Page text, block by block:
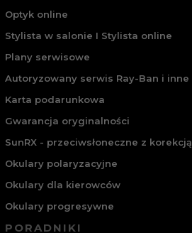
Optyk online
Stylista w salonie I Stylista online
Plany serwisowe
Autoryzowany serwis Ray-Ban i inne
Karta podarunkowa
Gwarancja oryginalności
SunRX - przeciwsłoneczne z korekcją
Okulary polaryzacyjne
Okulary dla kierowców
Okulary progresywne
PORADNIKI